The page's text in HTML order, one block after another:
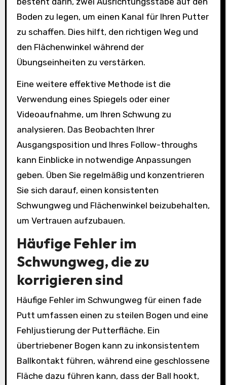
Boden zu legen, um einen Kanal für Ihren Putter
zu schaffen. Dies hilft, den richtigen Weg und
den Flächenwinkel während der
Übungseinheiten zu verstärken.
Eine weitere effektive Methode ist die
Verwendung eines Spiegels oder einer
Videoaufnahme, um Ihren Schwung zu
analysieren. Das Beobachten Ihrer
Ausgangsposition und Ihres Follow-throughs
kann Einblicke in notwendige Anpassungen
geben. Üben Sie regelmäßig und konzentrieren
Sie sich darauf, einen konsistenten
Schwungweg und Flächenwinkel beizubehalten,
um Vertrauen aufzubauen.
Häufige Fehler im
Schwungweg, die zu
korrigieren sind
Häufige Fehler im Schwungweg für einen fade
Putt umfassen einen zu steilen Bogen und eine
Fehljustierung der Putterfläche. Ein
übertriebener Bogen kann zu inkonsistentem
Ballkontakt führen, während eine geschlossene
Fläche dazu führen kann, dass der Ball hookt,